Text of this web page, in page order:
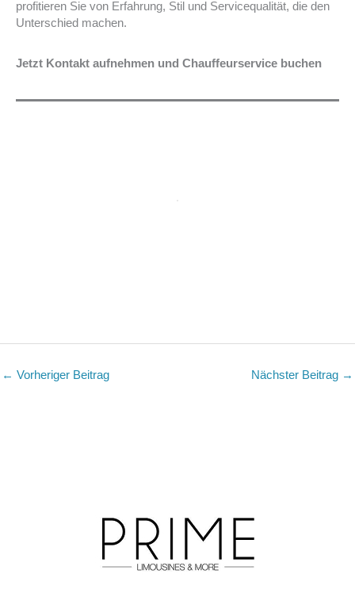
profitieren Sie von Erfahrung, Stil und Servicequalität, die den
Unterschied machen.
Jetzt Kontakt aufnehmen und Chauffeurservice buchen
← Vorheriger Beitrag Nächster Beitrag →